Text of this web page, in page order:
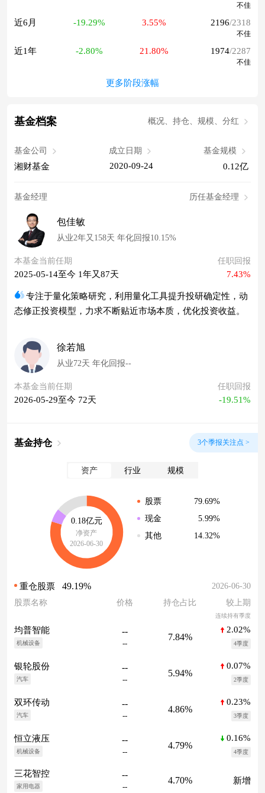
不佳
近6月 -19.29% 3.55% 2196/2318
不佳
近1年 -2.80% 21.80% 1974/2287
不佳
更多阶段涨幅
基金档案 概况、持仓、规模、分红
基金公司
湘财基金
成立日期
2020-09-24
基金规模
0.12亿
基金经理 历任基金经理
包佳敏
从业2年又158天 年化回报10.15%
本基金当前任期
2025-05-14至今 1年又87天
任职回报
7.43%
专注于量化策略研究，利用量化工具提升投研确定性，动
态修正投资模型，力求不断贴近市场本质，优化投资收益。
徐若旭
从业72天 年化回报--
本基金当前任期
2026-05-29至今 72天
任职回报
-19.51%
基金持仓 3个季报关注点 >
资产 行业 规模
0.18亿元
净资产
2026-06-30
股票
79.69%
现金
5.99%
其他
14.32%
重仓股票 49.19%
2026-06-30
股票名称
价格 持仓占比 较上期
连续持有季度
均普智能
机械设备
--
--
7.84%
2.02%
4季度
银轮股份
汽车
--
--
5.94%
0.07%
2季度
双环传动
汽车
--
--
4.86%
0.23%
3季度
恒立液压
机械设备
--
--
4.79%
0.16%
4季度
三花智控
家用电器
--
--
4.70% 新增